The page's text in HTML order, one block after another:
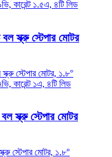
স্ক্রু স্টেপার মোটর
স্ক্রু স্টেপার মোটর